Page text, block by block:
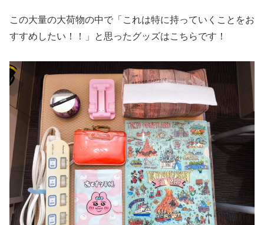
この大量の大荷物の中で「これは特に持っていくことをお
すすめしたい！！」と思ったグッズはこちらです！